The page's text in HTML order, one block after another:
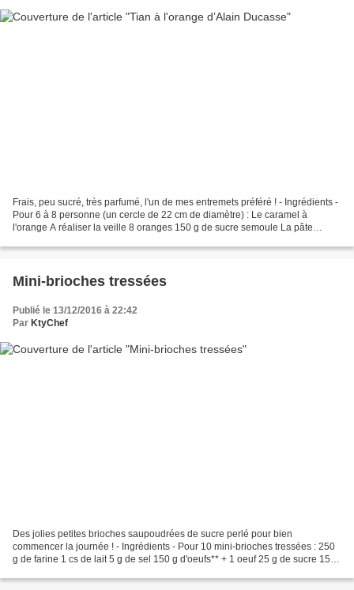
Frais, peu sucré, très parfumé, l'un de mes entremets préféré ! - Ingrédients -
Pour 6 à 8 personne (un cercle de 22 cm de diamètre) : Le caramel à
l'orange A réaliser la veille 8 oranges 150 g de sucre semoule La pâte
Mini-brioches tressées
Publié le 13/12/2016 à 22:42
Par KtyChef
Des jolies petites brioches saupoudrées de sucre perlé pour bien
commencer la journée ! - Ingrédients - Pour 10 mini-brioches tressées : 250
g de farine 1 cs de lait 5 g de sel 150 g d'oeufs** + 1 oeuf 25 g de sucre 150